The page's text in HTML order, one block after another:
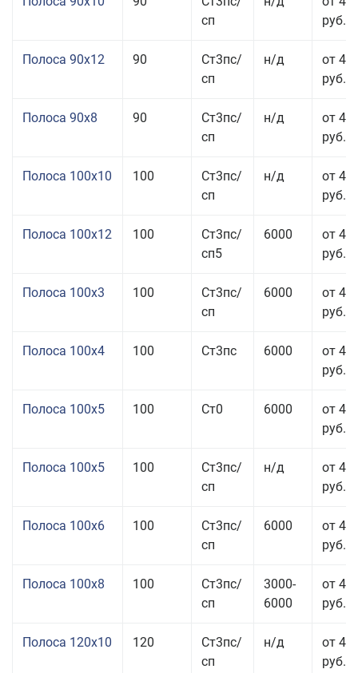
сп
руб.
Полоса 90x12 90
Ст3пс/
сп
н/д
от 42
руб.
Полоса 90x8 90
Ст3пс/
сп
н/д
от 42
руб.
Полоса 100x10 100
Ст3пс/
сп
н/д
от 41
руб.
Полоса 100x12 100
Ст3пс/
сп5
6000
от 45
руб.
Полоса 100x3 100
Ст3пс/
сп
6000
от 46
руб.
Полоса 100x4 100 Ст3пс 6000
от 46
руб.
Полоса 100x5 100 Ст0 6000
от 46
руб.
Полоса 100x5 100
Ст3пс/
сп
н/д
от 46
руб.
Полоса 100x6 100
Ст3пс/
сп
6000
от 46
руб.
Полоса 100x8 100
Ст3пс/
сп
3000-
6000
от 42
руб.
Полоса 120x10 120
Ст3пс/
сп
н/д
от 43
руб.